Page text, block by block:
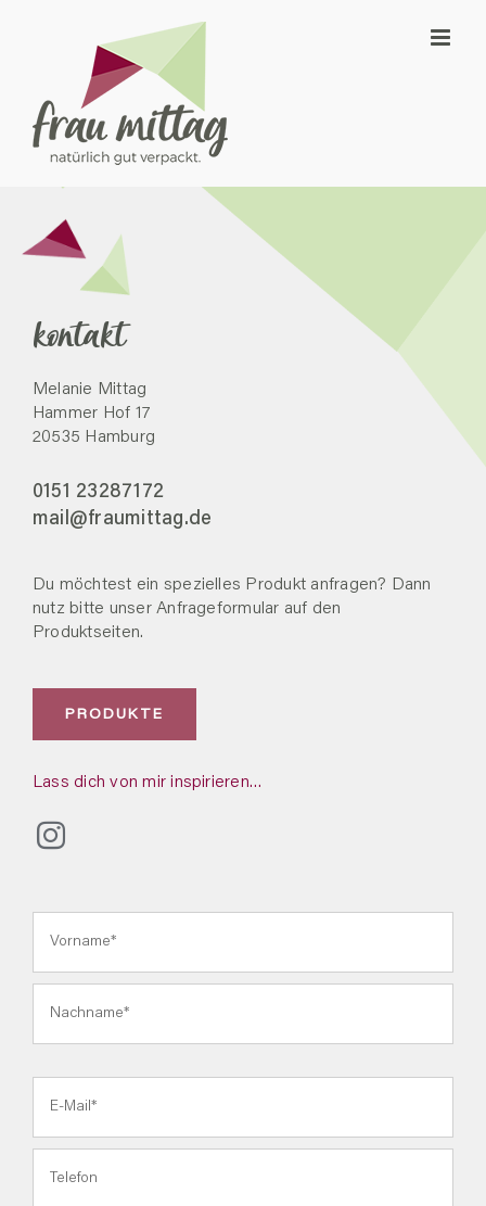
kontakt
Melanie Mittag
Hammer Hof 17
20535 Hamburg
0151 23287172
mail@fraumittag.de
Du möchtest ein spezielles Produkt anfragen? Dann
nutz bitte unser Anfrageformular auf den
Produktseiten.
PRODUKTE
Lass dich von mir inspirieren…